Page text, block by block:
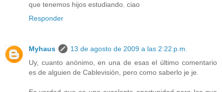
que tenemos hijos estudiando. ciao
Responder
Myhaus
13 de agosto de 2009 a las 2:22 p.m.
Uy, cuanto anónimo, en una de esas el último comentario
es de alguien de Cablevisión, pero como saberlo je je.